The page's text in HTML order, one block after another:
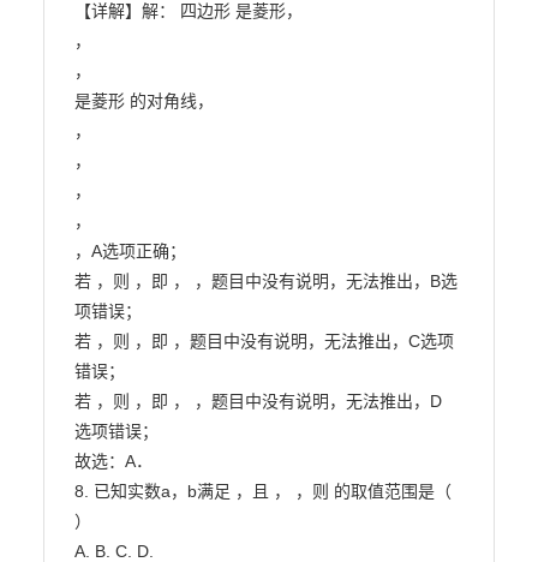
【详解】解： 四边形 是菱形，
，
，
是菱形 的对角线，
，
，
，
，
，A选项正确；
若 ，则 ，即 ， ，题目中没有说明，无法推出，B选
项错误；
若 ，则 ，即 ，题目中没有说明，无法推出，C选项
错误；
若 ，则 ，即 ， ，题目中没有说明，无法推出，D
选项错误；
故选：A．
8. 已知实数a，b满足 ，且 ， ，则 的取值范围是（
）
A. B. C. D.